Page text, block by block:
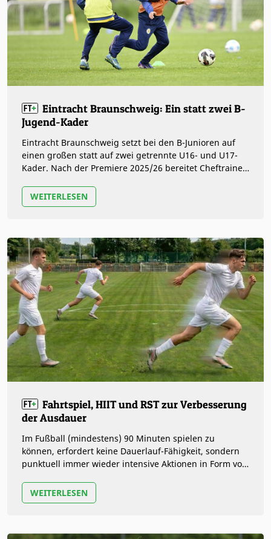
Eintracht Braunschweig: Ein statt zwei B-
Jugend-Kader
Eintracht Braunschweig setzt bei den B-Junioren auf
einen großen statt auf zwei getrennte U16- und U17-
Kader. Nach der Premiere 2025/26 bereitet Cheftrainer
WEITERLESEN
Fahrtspiel, HIIT und RST zur Verbesserung
der Ausdauer
Im Fußball (mindestens) 90 Minuten spielen zu
können, erfordert keine Dauerlauf-Fähigkeit, sondern
punktuell immer wieder intensive Aktionen in Form von
WEITERLESEN